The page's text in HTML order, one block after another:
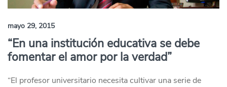
mayo 29, 2015
“En una institución educativa se debe
fomentar el amor por la verdad”
“El profesor universitario necesita cultivar una serie de